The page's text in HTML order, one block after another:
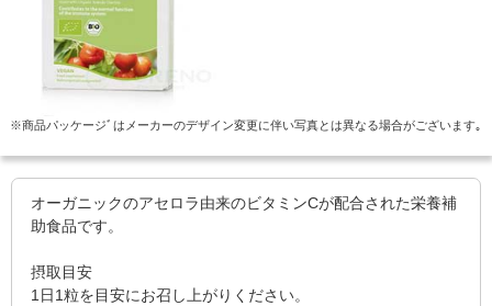
※商品パッケージﾞはメーカーのデザイン変更に伴い写真とは異なる場合がございます｡
オーガニックのアセロラ由来のビタミンCが配合された栄養補
助食品です。
摂取目安
1日1粒を目安にお召し上がりください。